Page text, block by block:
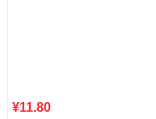
¥11.80